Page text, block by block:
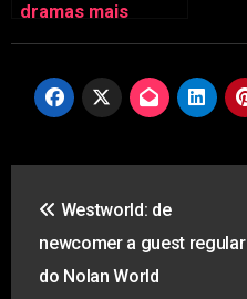
dramas mais
(ainda) mais piada
de
artigos
Westworld: de
newcomer a guest regular
do Nolan World